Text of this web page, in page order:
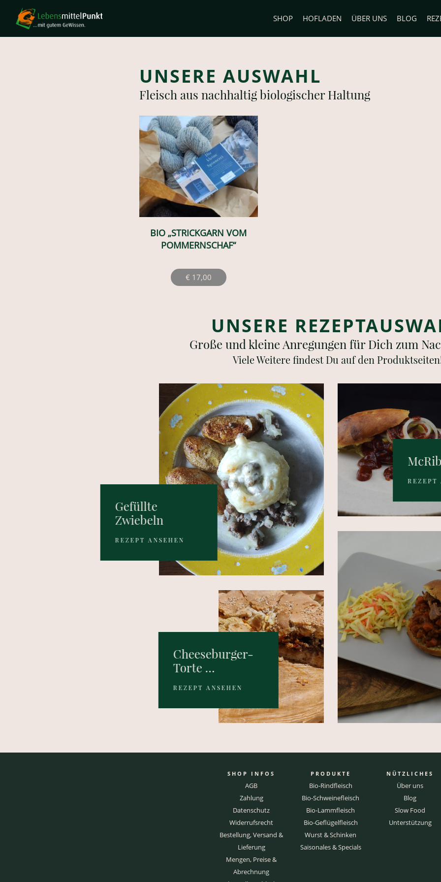
SHOP HOFLADEN ÜBER UNS BLOG
UNSERE AUSWAHL
Fleisch aus nachhaltig biologischer Haltung
BIO „STRICKGARN VOM
POMMERNSCHAF“
€ 17,00
UNSERE
Große und kleine Anregungen für Dich zum
Viele Weitere findest Du auf den
Gefüllte
Zwiebeln
REZEPT ANSEHEN
Cheeseburger-
Torte …
REZEPT ANSEHEN
REZEPT
SHOP INFOS
AGB
Zahlung
Datenschutz
Widerrufsrecht
Bestellung, Versand &
Lieferung
Mengen, Preise &
Abrechnung
PRODUKTE
Bio-Rindfleisch
Bio-Schweinefleisch
Bio-Lammfleisch
Bio-Geflügelfleisch
Wurst & Schinken
Saisonales & Specials
NÜTZLICHES
Über uns
Blog
Slow Food
Unterstützung